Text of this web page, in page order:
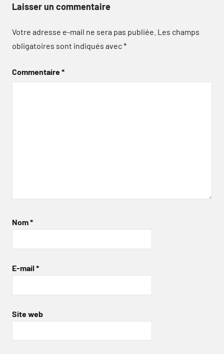
Laisser un commentaire
Votre adresse e-mail ne sera pas publiée. Les champs
obligatoires sont indiqués avec*
Commentaire*
Nom*
E-mail *
Site web